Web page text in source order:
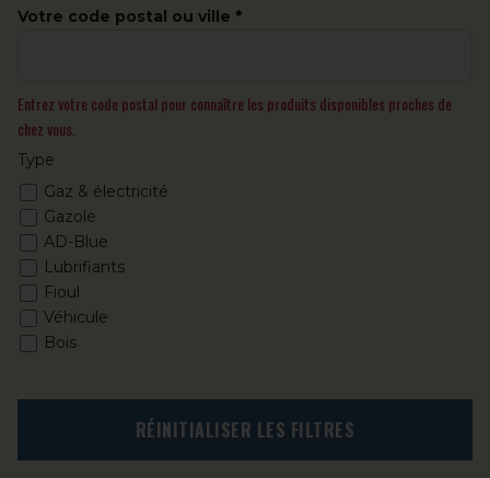
Votre code postal ou ville
Entrez votre code postal pour connaître les produits disponibles proches de
chez vous.
Type
Gaz & électricité
Gazole
AD-Blue
Lubrifiants
Fioul
Véhicule
Bois
RÉINITIALISER LES FILTRES